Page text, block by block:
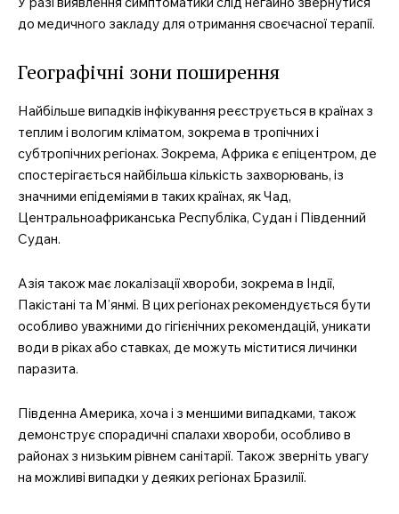
до медичного закладу для отримання своєчасної терапії.
Географічні зони поширення
Найбільше випадків інфікування реєструється в країнах з
теплим і вологим кліматом, зокрема в тропічних і
субтропічних регіонах. Зокрема, Африка є епіцентром, де
спостерігається найбільша кількість захворювань, із
значними епідеміями в таких країнах, як Чад,
Центральноафриканська Республіка, Судан і Південний
Судан.
Азія також має локалізації хвороби, зокрема в Індії,
Пакістані та М’янмі. В цих регіонах рекомендується бути
особливо уважними до гігієнічних рекомендацій, уникати
води в ріках або ставках, де можуть міститися личинки
паразита.
Південна Америка, хоча і з меншими випадками, також
демонструє спорадичні спалахи хвороби, особливо в
районах з низьким рівнем санітарії. Також зверніть увагу
на можливі випадки у деяких регіонах Бразилії.